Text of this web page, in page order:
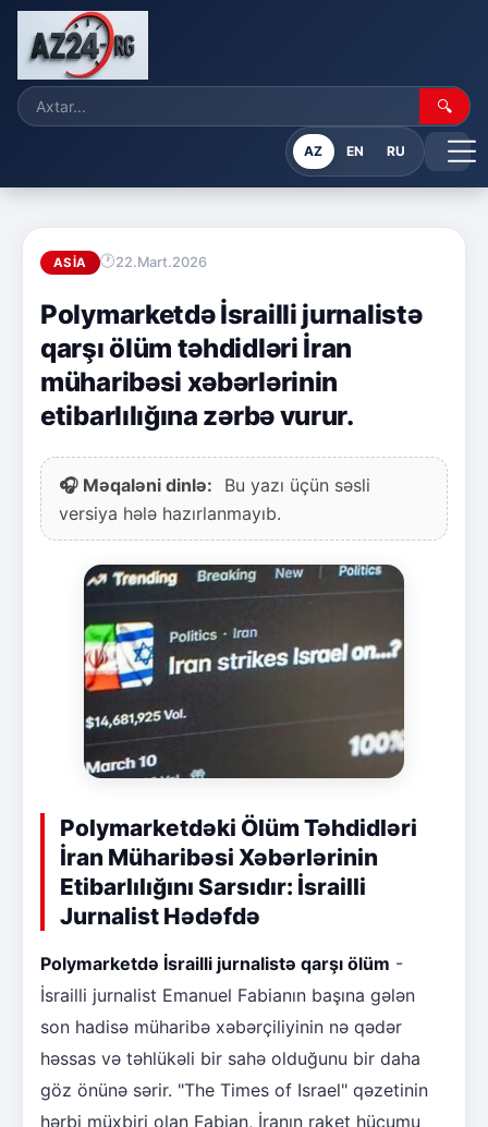
🔍
AZ EN RU
ASIA 22.Mart.2026
Polymarketdə İsrailli jurnalistə
qarşı ölüm təhdidləri İran
müharibəsi xəbərlərinin
etibarlılığına zərbə vurur.
🎧 Məqaləni dinlə:
Bu yazı üçün səsli
versiya hələ hazırlanmayıb.
Polymarketdəki Ölüm Təhdidləri
İran Müharibəsi Xəbərlərinin
Etibarlılığını Sarsıdır: İsrailli
Jurnalist Hədəfdə
Polymarketdə İsrailli jurnalistə qarşı ölüm -
İsrailli jurnalist Emanuel Fabianın başına gələn
son hadisə müharibə xəbərçiliyinin nə qədər
həssas və təhlükəli bir sahə olduğunu bir daha
göz önünə sərir. "The Times of Israel" qəzetinin
hərbi müxbiri olan Fabian, İranın raket hücumu